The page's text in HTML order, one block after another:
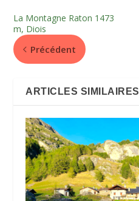
La Montagne Raton 1473
m, Diois
Précédent
ARTICLES SIMILAIRES